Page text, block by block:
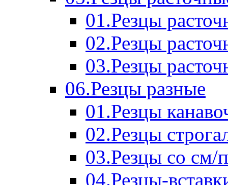
01.Резцы
02.Резцы
03.Резцы
06.Резцы разные
01.Резцы
02.Резцы
03.Резцы со см/
04.Резцы-